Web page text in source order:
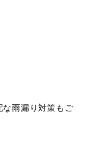
な雨漏り対策もご